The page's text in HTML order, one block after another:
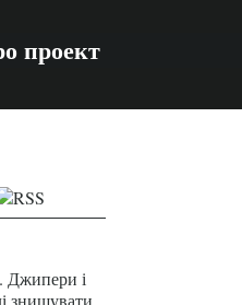
проект
Джипери і
знищувати